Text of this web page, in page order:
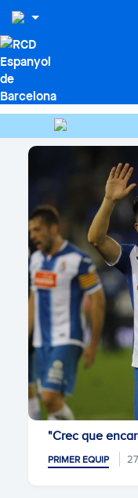
Cercar
"Crec que
PRIMER EQUIP